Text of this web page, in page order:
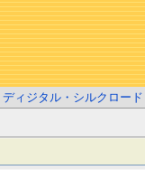
ディジタル・シルクロード